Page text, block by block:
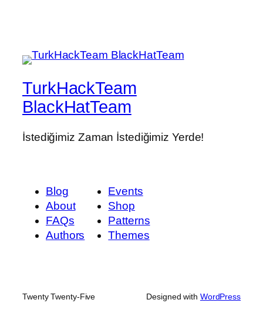
TurkHackTeam
BlackHatTeam
İstediğimiz Zaman İstediğimiz Yerde!
Blog
About
FAQs
Authors
Events
Shop
Patterns
Themes
Twenty Twenty-Five Designed with WordPress